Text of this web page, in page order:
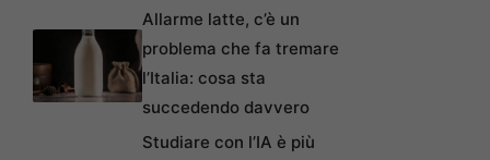
Allarme latte, c’è un
problema che fa tremare
l’Italia: cosa sta
succedendo davvero
Studiare con l’IA è più